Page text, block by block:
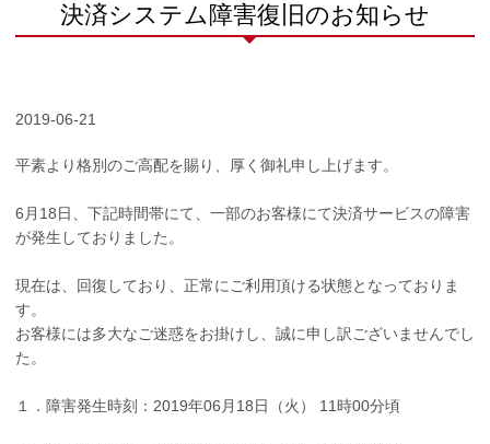
決済システム障害復旧のお知らせ
2019-06-21
平素より格別のご高配を賜り、厚く御礼申し上げます。
6月18日、下記時間帯にて、一部のお客様にて決済サービスの障害
が発生しておりました。
現在は、回復しており、正常にご利用頂ける状態となっておりま
す。
お客様には多大なご迷惑をお掛けし、誠に申し訳ございませんでし
た。
１．障害発生時刻：2019年06月18日（火） 11時00分頃